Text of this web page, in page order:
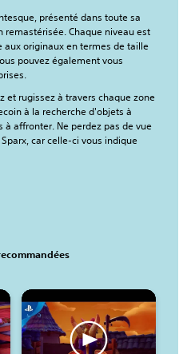
présenté dans toute sa
Chaque niveau est
aux originaux en termes de taille
pouvez également vous
et rugissez à travers chaque zone
à la recherche d'objets à
affronter. Ne perdez pas de vue
car celle-ci vous indique